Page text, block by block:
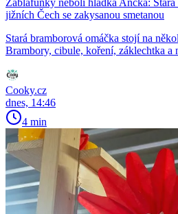
jižních Čech se zakysanou smetanou
Stará bramborová omáčka stojí na
Brambory, cibule, koření, záklechtka a
Cooky.cz
dnes, 14:46
4 min